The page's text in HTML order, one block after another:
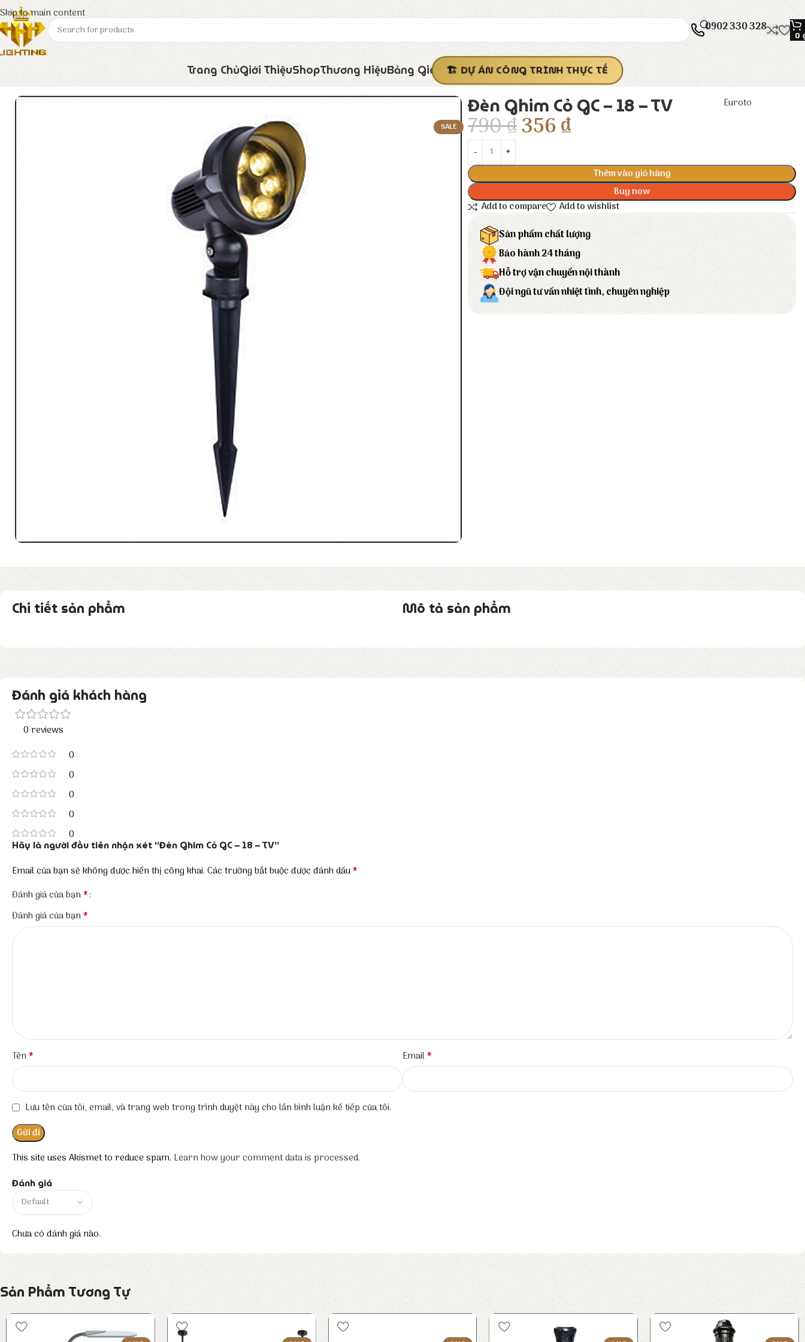
Skip to main content
0902 330 328
0
Trang ChủGiới ThiệuShopThương HiệuBảng Giá DỰ ÁN CÔNG TRÌNH THỰC TẾ
Trang chủ Euroto Đèn LED Đèn Ghim Cỏ GC – 18 – TV
SALE
Đèn Ghim Cỏ GC – 18 – TV Euroto
790₫356₫
Thêm vào giỏ hàng
Buy now
Add to compare
Add to wishlist
Sản phẩm chất lượng
Bảo hành 24 tháng
Hỗ trợ vận chuyển nội thành
Đội ngũ tư vấn nhiệt tình, chuyên nghiệp
Chi tiết sản phẩm Mô tả sản phẩm
Đánh giá khách hàng
0 reviews
0
0
0
0
0
Đánh giá
Chưa có đánh giá nào.
Hãy là người đầu tiên nhận xét “Đèn Ghim Cỏ GC – 18 – TV”
Email của bạn sẽ không được hiển thị công khai. Các trường bắt buộc được đánh dấu*
Đánh giá của bạn*
Đánh giá của bạn*
Tên* Email*
Lưu tên của tôi, email, và trang web trong trình duyệt này cho lần bình luận kế tiếp của tôi.
This site uses Akismet to reduce spam. Learn how your comment data is processed.
Sản Phẩm Tương Tự